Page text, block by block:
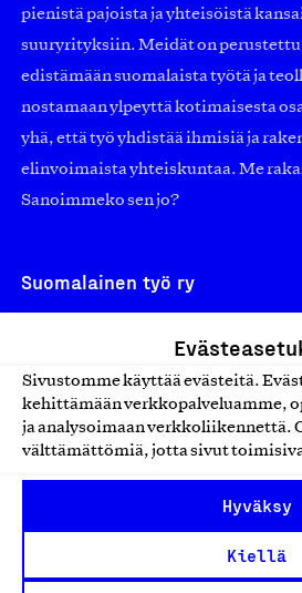
Sivustomme käyttää evästeitä.
kehittämään verkkopalveluamme,
ja analysoimaan verkkoliikennettä.
välttämättömiä, jotta sivut
Hyväksy
Kiellä
pienistä pajoista ja yhteisöistä
suuryrityksiin. Meidät on perustettu
edistämään suomalaista työtä ja
nostamaan ylpeyttä kotimaisesta
yhä, että työ yhdistää ihmisiä ja
elinvoimaista yhteiskuntaa. Me
Sanoimmeko sen jo?
Suomalainen työ ry
Finland
asiakaspalvelu@suomalainentyo.fi
laskutus@suomalainentyo.fi